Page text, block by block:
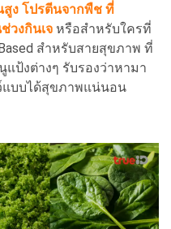
ง โปรตีนจากพืช ที่
วงกินเจ หรือสำหรับใครที่
สำหรับสายสุขภาพ ที่
แป้งต่างๆ รับรองว่าหามา
แบบได้สุขภาพแน่นอน